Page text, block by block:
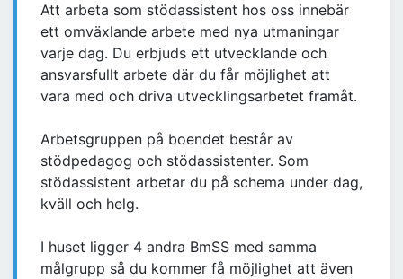
Att arbeta som stödassistent hos oss innebär
ett omväxlande arbete med nya utmaningar
varje dag. Du erbjuds ett utvecklande och
ansvarsfullt arbete där du får möjlighet att
vara med och driva utvecklingsarbetet framåt.
Arbetsgruppen på boendet består av
stödpedagog och stödassistenter. Som
stödassistent arbetar du på schema under dag,
kväll och helg.
I huset ligger 4 andra BmSS med samma
målgrupp så du kommer få möjlighet att även